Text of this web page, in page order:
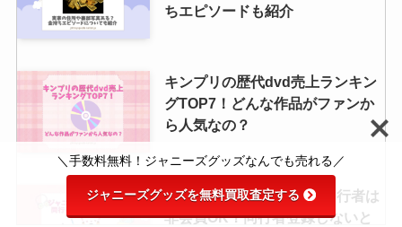
ちエピソードも紹介
キンプリの歴代dvd売上ランキン
グTOP7！どんな作品がファンか
ら人気なの？
ジャニーズコンサートの同行者は
非会員OK？同行者登録しないと
＼手数料無料！ジャニーズグッズなんでも売れる／
ジャニーズグッズを無料買取査定する